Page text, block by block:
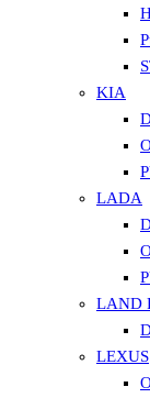
KIA
LADA
LAND
LEXUS